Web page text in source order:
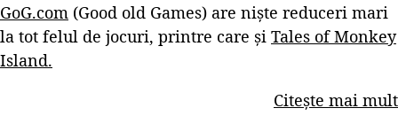
GoG.com (Good old Games) are niște reduceri mari
la tot felul de jocuri, printre care și Tales of Monkey
Island.
Citește mai mult